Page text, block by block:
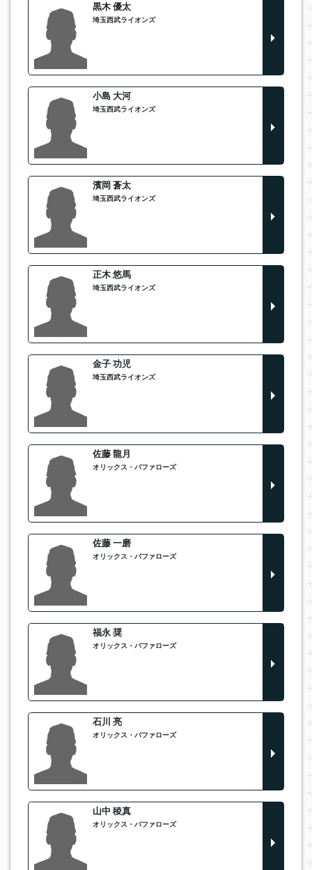
黒木 優太
埼玉西武ライオンズ
小島 大河
埼玉西武ライオンズ
濱岡 蒼太
埼玉西武ライオンズ
正木 悠馬
埼玉西武ライオンズ
金子 功児
埼玉西武ライオンズ
佐藤 龍月
オリックス・バファローズ
佐藤 一磨
オリックス・バファローズ
福永 奨
オリックス・バファローズ
石川 亮
オリックス・バファローズ
山中 稜真
オリックス・バファローズ